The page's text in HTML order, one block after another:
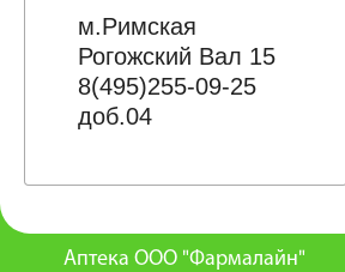
м.Римская
Рогожский Вал 15
8(495)255-09-25
доб.04
Аптека ООО "Фармалайн"